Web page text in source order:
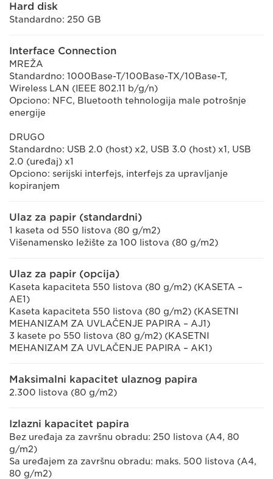
Hard disk
Standardno: 250 GB
Interface Connection
MREŽA
Standardno: 1000Base-T/100Base-TX/10Base-T,
Wireless LAN (IEEE 802.11 b/g/n)
Opciono: NFC, Bluetooth tehnologija male potrošnje
energije
DRUGO
Standardno: USB 2.0 (host) x2, USB 3.0 (host) x1, USB
2.0 (uređaj) x1
Opciono: serijski interfejs, interfejs za upravljanje
kopiranjem
Ulaz za papir (standardni)
1 kaseta od 550 listova (80 g/m2)
Višenamensko ležište za 100 listova (80 g/m2)
Ulaz za papir (opcija)
Kaseta kapaciteta 550 listova (80 g/m2) (KASETA –
AE1)
Kaseta kapaciteta 550 listova (80 g/m2) (KASETNI
MEHANIZAM ZA UVLAČENJE PAPIRA – AJ1)
3 kasete po 550 listova (80 g/m2) (KASETNI
MEHANIZAM ZA UVLAČENJE PAPIRA – AK1)
Maksimalni kapacitet ulaznog papira
2.300 listova (80 g/m2)
Izlazni kapacitet papira
Bez uređaja za završnu obradu: 250 listova (A4, 80
g/m2)
Sa uređajem za završnu obradu: maks. 500 listova (A4,
80 g/m2)